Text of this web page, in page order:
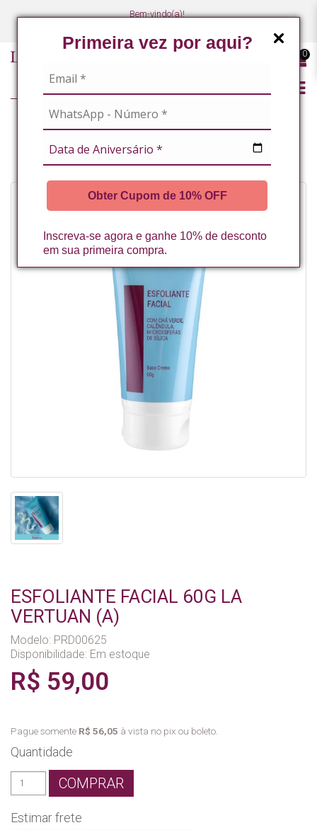
Primeira vez por aqui?
Obter Cupom de 10% OFF
Inscreva-se agora e ganhe 10% de desconto
em sua primeira compra.
Bem-vindo(a)!
0
ESFOLIANTE FACIAL 60G LA
VERTUAN (A)
Modelo: PRD00625
Disponibilidade: Em estoque
R$ 59,00
Pague somente R$ 56,05 à vista no pix ou boleto.
Quantidade
COMPRAR
Estimar frete